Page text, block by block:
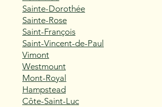
Sainte-Dorothée
Sainte-Rose
Saint-François
Saint-Vincent-de-Paul
Vimont
Westmount
Mont-Royal
Hampstead
Côte-Saint-Luc